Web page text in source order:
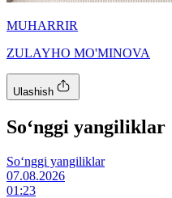
MUHARRIR
ZULAYHO MO'MINOVA
Ulashish
So‘nggi yangiliklar
So‘nggi yangiliklar
07.08.2026
01:23